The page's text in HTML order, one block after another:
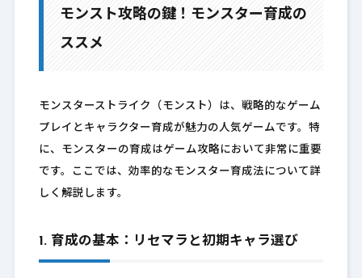
モンスト攻略の鍵！モンスター育成の
ススメ
モンスターストライク（モンスト）は、戦略的なゲーム
プレイとキャラクター育成が魅力の人気ゲームです。特
に、モンスターの育成はゲーム攻略において非常に重要
です。ここでは、効率的なモンスター育成法について詳
しく解説します。
1. 育成の基本：リセマラと初期キャラ選び